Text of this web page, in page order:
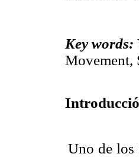
Key words:
Uno de los